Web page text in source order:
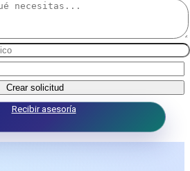
Crear solicitud
Recibir asesoría